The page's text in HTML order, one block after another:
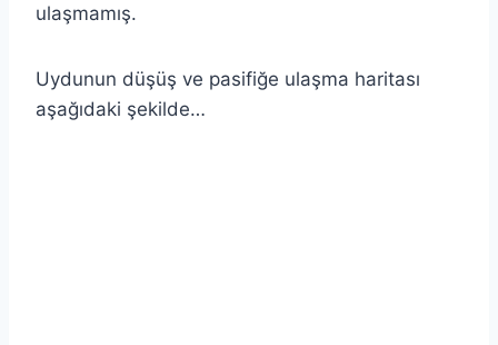
ulaşmamış.
Uydunun düşüş ve pasifiğe ulaşma haritası
aşağıdaki şekilde…